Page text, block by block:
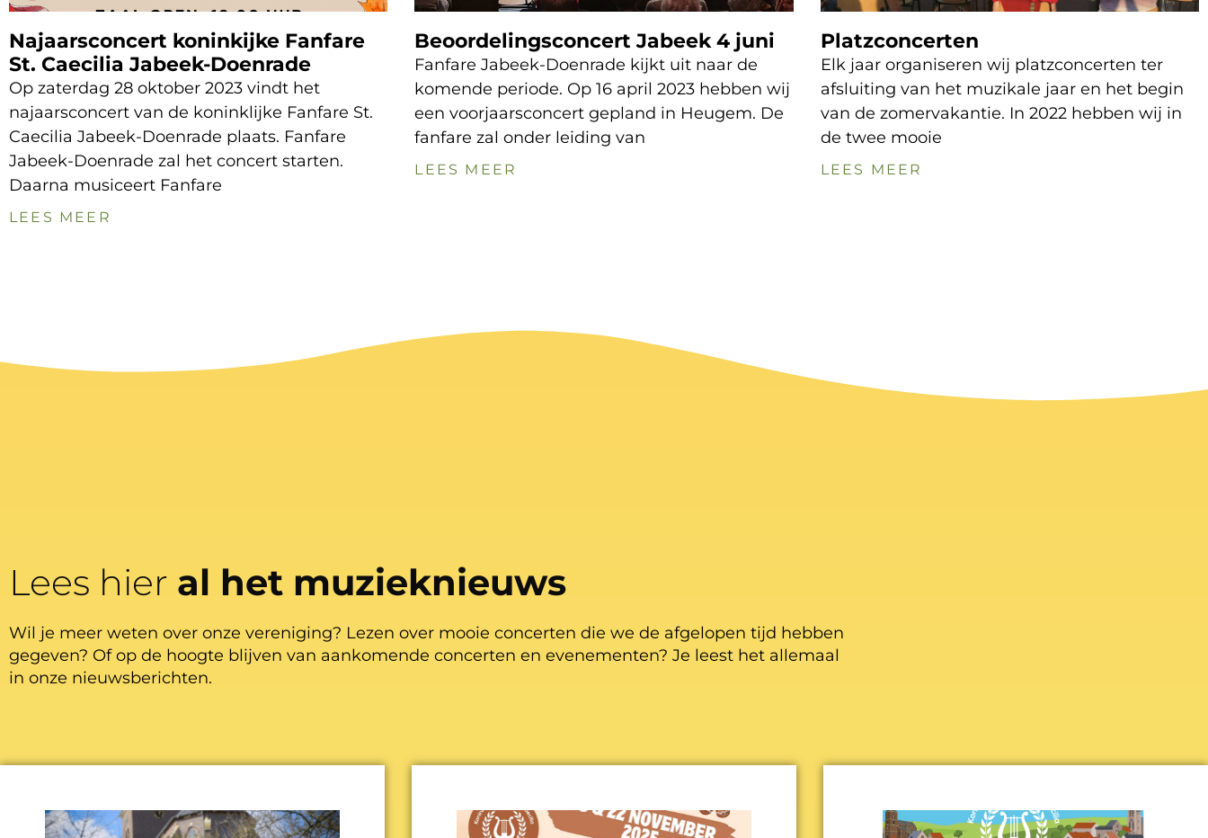
Najaarsconcert koninkijke Fanfare
St. Caecilia Jabeek-Doenrade
Op zaterdag 28 oktober 2023 vindt het
najaarsconcert van de koninklijke Fanfare St.
Caecilia Jabeek-Doenrade plaats. Fanfare
Jabeek-Doenrade zal het concert starten.
Daarna musiceert Fanfare
LEES MEER
Beoordelingsconcert Jabeek 4 juni
Fanfare Jabeek-Doenrade kijkt uit naar de
komende periode. Op 16 april 2023 hebben wij
een voorjaarsconcert gepland in Heugem. De
fanfare zal onder leiding van
LEES MEER
Platzconcerten
Elk jaar organiseren wij platzconcerten ter
afsluiting van het muzikale jaar en het begin
van de zomervakantie. In 2022 hebben wij in
de twee mooie
LEES MEER
Lees hier al het muzieknieuws
Wil je meer weten over onze vereniging? Lezen over mooie concerten die we de afgelopen tijd hebben
gegeven? Of op de hoogte blijven van aankomende concerten en evenementen? Je leest het allemaal
in onze nieuwsberichten.